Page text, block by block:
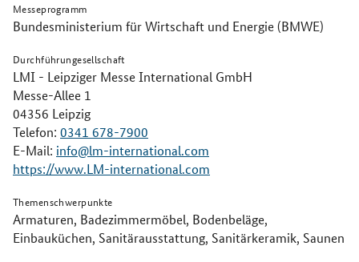
Messeprogramm
Bundesministerium für Wirtschaft und Energie (BMWE)
Durchführungesellschaft
LMI - Leipziger Messe International GmbH
Messe-Allee 1
04356 Leipzig
Telefon: 0341 678-7900
E-Mail: info@lm-international.com
https://www.LM-international.com
Themenschwerpunkte
Armaturen, Badezimmermöbel, Bodenbeläge,
Einbauküchen, Sanitärausstattung, Sanitärkeramik, Saunen